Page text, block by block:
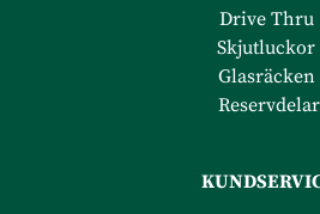
Drive Thru
Skjutluckor
Glasräcken
Reservdelar